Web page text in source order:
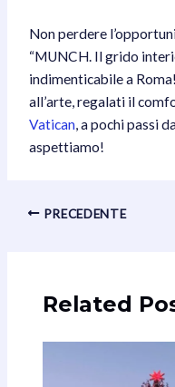
Non perdere
“MUNCH. Il grido
indimenticabile a
all’arte, regalati il
Vatican, a pochi passi
aspettiamo!
Navigazione
PRECEDENTE
Related